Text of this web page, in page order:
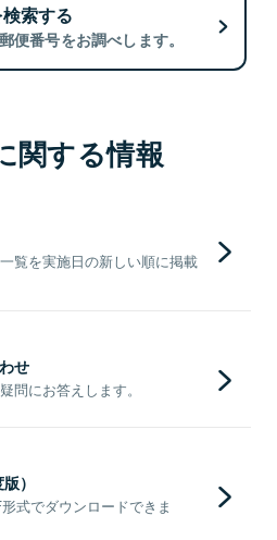
索する
便番号をお調べします。
関する情報
覧を実施日の新しい順に掲載
せ
問にお答えします。
）
式でダウンロードできま